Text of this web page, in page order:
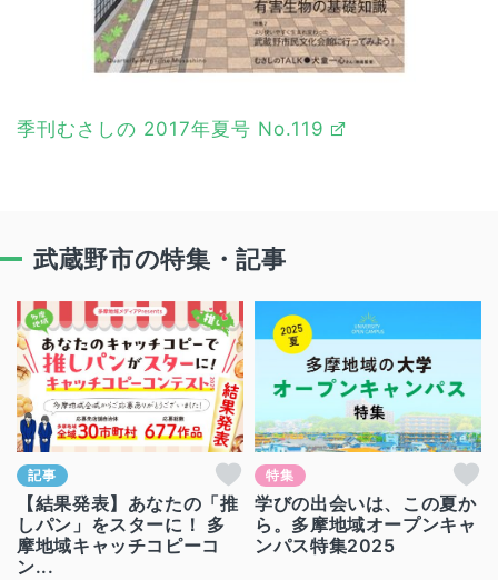
季刊むさしの 2017年夏号 No.119
武蔵野市の特集・記事
記事
【結果発表】あなたの「推
しパン」をスターに！ 多
摩地域キャッチコピーコ
ン...
特集
学びの出会いは、この夏か
ら。多摩地域オープンキャ
ンパス特集2025